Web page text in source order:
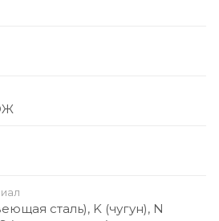
сталь), K (чугун), N